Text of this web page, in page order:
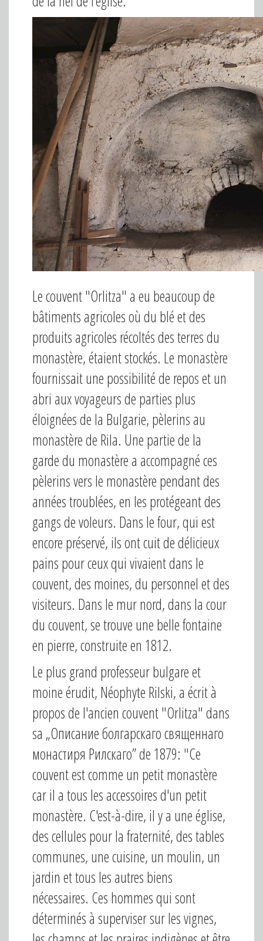
Le couvent "Orlitza" a eu beaucoup de
bâtiments agricoles où du blé et des
produits agricoles récoltés des terres du
monastère, étaient stockés. Le monastère
fournissait une possibilité de repos et un
abri aux voyageurs de parties plus
éloignées de la Bulgarie, pèlerins au
monastère de Rila. Une partie de la
garde du monastère a accompagné ces
pèlerins vers le monastère pendant des
années troublées, en les protégeant des
gangs de voleurs. Dans le four, qui est
encore préservé, ils ont cuit de délicieux
pains pour ceux qui vivaient dans le
couvent, des moines, du personnel et des
visiteurs. Dans le mur nord, dans la cour
du couvent, se trouve une belle fontaine
en pierre, construite en 1812.
Le plus grand professeur bulgare et
moine érudit, Néophyte Rilski, a écrit à
propos de l'ancien couvent "Orlitza" dans
sa „Описание болгарскаго священнаго
монастиря Рилскаго” de 1879: "Ce
couvent est comme un petit monastère
car il a tous les accessoires d'un petit
monastère. C'est-à-dire, il y a une église,
des cellules pour la fraternité, des tables
communes, une cuisine, un moulin, un
jardin et tous les autres biens
nécessaires. Ces hommes qui sont
déterminés à superviser sur les vignes,